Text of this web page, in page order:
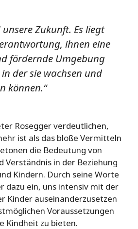
Zukunft. Es liegt
ihnen eine
fördernde Umgebung
der sie wachsen und
können.“
Rosegger verdeutlichen,
ist als das bloße Vermitteln
die Bedeutung von
Verständnis in der Beziehung
Kindern. Durch seine Worte
dazu ein, uns intensiv mit der
Kinder auseinanderzusetzen
Voraussetzungen
Kindheit zu bieten.